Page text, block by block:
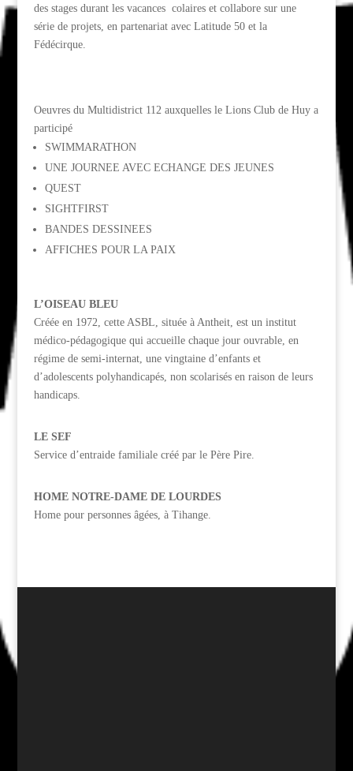
des stages durant les vacances colaires et collabore sur une
série de projets, en partenariat avec Latitude 50 et la
Fédécirque.
Oeuvres du Multidistrict 112 auxquelles le Lions Club de Huy a
participé
SWIMMARATHON
UNE JOURNEE AVEC ECHANGE DES JEUNES
QUEST
SIGHTFIRST
BANDES DESSINEES
AFFICHES POUR LA PAIX
L’OISEAU BLEU
Créée en 1972, cette ASBL, située à Antheit, est un institut
médico-pédagogique qui accueille chaque jour ouvrable, en
régime de semi-internat, une vingtaine d’enfants et
d’adolescents polyhandicapés, non scolarisés en raison de leurs
handicaps.
LE SEF
Service d’entraide familiale créé par le Père Pire.
HOME NOTRE-DAME DE LOURDES
Home pour personnes âgées, à Tihange.